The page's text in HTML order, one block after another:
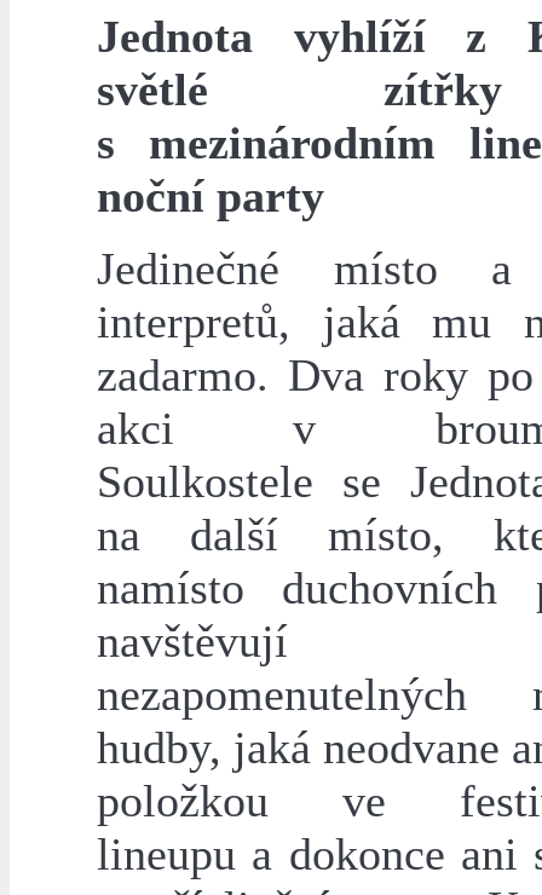
Jednota vyhlíží z
světlé
s mezinárodním
noční party
Jedinečné místo a
interpretů, jaká mu
zadarmo. Dva roky po
akci v
Soulkostele se
na další místo,
namísto duchovních
navštěvují
hudby, jaká neodvane
položkou ve
lineupu a dokonce ani